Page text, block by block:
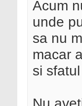
Acum
unde
sa nu
macar
si